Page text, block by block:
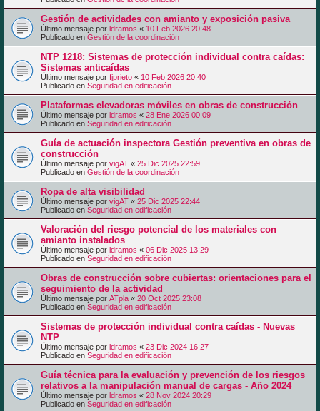
Gestión de actividades con amianto y exposición pasiva
Último mensaje por ldramos « 10 Feb 2026 20:48
Publicado en Gestión de la coordinación
NTP 1218: Sistemas de protección individual contra caídas:
Sistemas anticaídas
Último mensaje por fjprieto « 10 Feb 2026 20:40
Publicado en Seguridad en edificación
Plataformas elevadoras móviles en obras de construcción
Último mensaje por ldramos « 28 Ene 2026 00:09
Publicado en Seguridad en edificación
Guía de actuación inspectora Gestión preventiva en obras de
construcción
Último mensaje por vigAT « 25 Dic 2025 22:59
Publicado en Gestión de la coordinación
Ropa de alta visibilidad
Último mensaje por vigAT « 25 Dic 2025 22:44
Publicado en Seguridad en edificación
Valoración del riesgo potencial de los materiales con
amianto instalados
Último mensaje por ldramos « 06 Dic 2025 13:29
Publicado en Seguridad en edificación
Obras de construcción sobre cubiertas: orientaciones para el
seguimiento de la actividad
Último mensaje por ATpla « 20 Oct 2025 23:08
Publicado en Seguridad en edificación
Sistemas de protección individual contra caídas - Nuevas
NTP
Último mensaje por ldramos « 23 Dic 2024 16:27
Publicado en Seguridad en edificación
Guía técnica para la evaluación y prevención de los riesgos
relativos a la manipulación manual de cargas - Año 2024
Último mensaje por ldramos « 28 Nov 2024 20:29
Publicado en Seguridad en edificación